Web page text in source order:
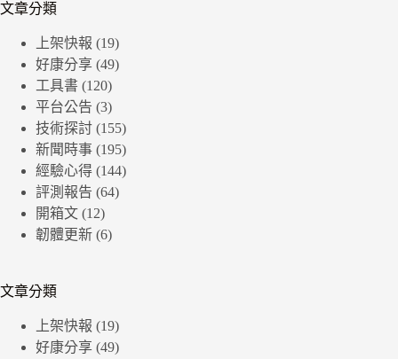
文章分類
上架快報 (19)
好康分享 (49)
工具書 (120)
平台公告 (3)
技術探討 (155)
新聞時事 (195)
經驗心得 (144)
評測報告 (64)
開箱文 (12)
韌體更新 (6)
文章分類
上架快報 (19)
好康分享 (49)